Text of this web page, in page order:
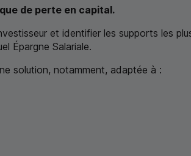
de perte en capital.
et identifier les supports les
Épargne Salariale.
solution, notamment, adaptée à :